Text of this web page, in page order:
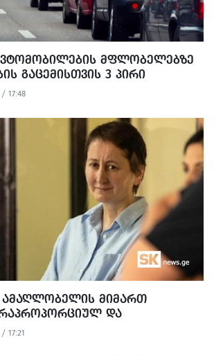
ᲛᲤᲚᲝᲑᲔᲚᲔᲑᲖᲔ
ᲒᲐᲪᲔᲛᲘᲡᲗᲕᲘᲡ 3 ᲞᲘᲠᲘ
17:48
ᲐᲛᲐᲦᲚᲝᲑᲔᲚᲘᲡ ᲛᲘᲛᲐᲠᲗ
ᲓᲐ
- ᲔᲕᲠᲝᲙᲐᲕᲨᲘᲠᲘᲡ
17:21